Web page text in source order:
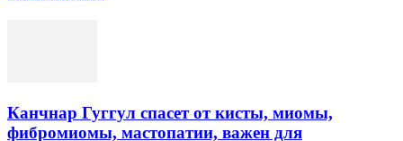
Канчнар Гуггул спасет от кисты, миомы,
фибромиомы, мастопатии, важен для